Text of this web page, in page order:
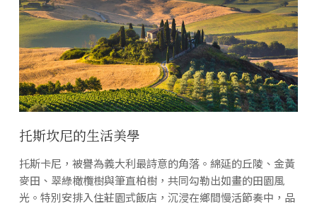
托斯坎尼的生活美學
托斯卡尼，被譽為義大利最詩意的角落。綿延的丘陵、金黃
麥田、翠綠橄欖樹與筆直柏樹，共同勾勒出如畫的田園風
光。特別安排入住莊園式飯店，沉浸在鄉間慢活節奏中，品